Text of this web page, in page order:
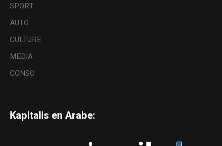
SPORT
AUTO
CULTURE
MEDIA
CONSO
Kapitalis en Arabe: